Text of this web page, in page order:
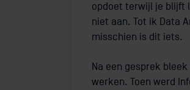
opdoet terwijl je blijft
niet aan. Tot ik Data
misschien is dit iets.
Na een gesprek
werken. Toen werd